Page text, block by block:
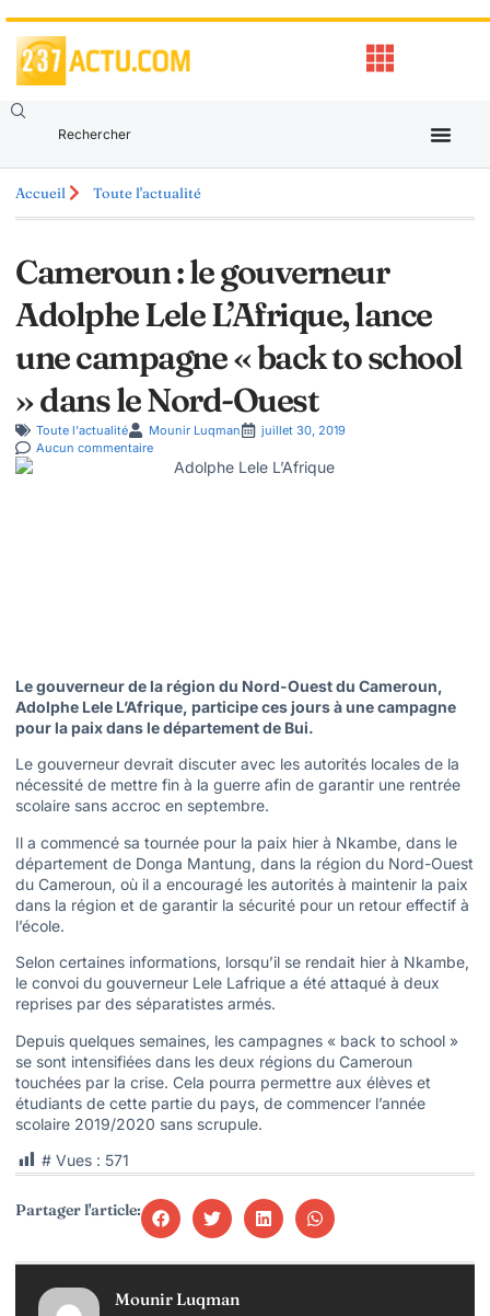
Accueil Toute l'actualité
Cameroun : le gouverneur
Adolphe Lele L’Afrique, lance
une campagne « back to school
» dans le Nord-Ouest
Toute l'actualité Mounir Luqman
juillet 30, 2019
Aucun commentaire
Le gouverneur de la région du Nord-Ouest du Cameroun,
Adolphe Lele L’Afrique, participe ces jours à une campagne
pour la paix dans le département de Bui.
Le gouverneur devrait discuter avec les autorités locales de la
nécessité de mettre fin à la guerre afin de garantir une rentrée
scolaire sans accroc en septembre.
Il a commencé sa tournée pour la paix hier à Nkambe, dans le
département de Donga Mantung, dans la région du Nord-Ouest
du Cameroun, où il a encouragé les autorités à maintenir la paix
dans la région et de garantir la sécurité pour un retour effectif à
l’école.
Selon certaines informations, lorsqu’il se rendait hier à Nkambe,
le convoi du gouverneur Lele Lafrique a été attaqué à deux
reprises par des séparatistes armés.
Depuis quelques semaines, les campagnes « back to school »
se sont intensifiées dans les deux régions du Cameroun
touchées par la crise. Cela pourra permettre aux élèves et
étudiants de cette partie du pays, de commencer l’année
scolaire 2019/2020 sans scrupule.
# Vues : 571
Partager l'article:
Mounir Luqman